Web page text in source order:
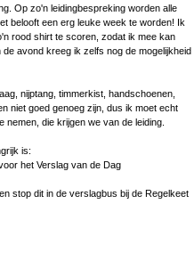
Op zo'n leidingbespreking worden alle
belooft een erg leuke week te worden! Ik
rood shirt te scoren, zodat ik mee kan
avond kreeg ik zelfs nog de mogelijkheid
nijptang, timmerkist, handschoenen,
niet goed genoeg zijn, dus ik moet echt
die krijgen we van de leiding.
is:
het Verslag van de Dag
stop dit in de verslagbus bij de Regelkeet